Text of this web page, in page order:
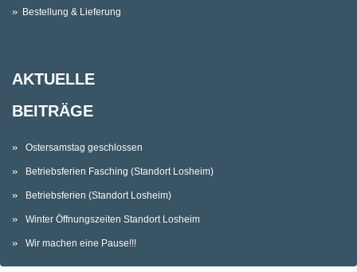
Bestellung & Lieferung
AKTUELLE
BEITRÄGE
Ostersamstag geschlossen
Betriebsferien Fasching (Standort Losheim)
Betriebsferien (Standort Losheim)
Winter Öffnungszeiten Standort Losheim
Wir machen eine Pause!!!